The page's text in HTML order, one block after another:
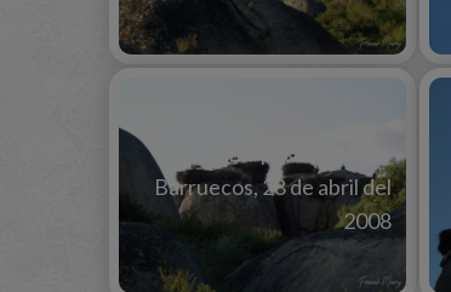
De paseo por Los
Barruecos, 28 de abril del
2008